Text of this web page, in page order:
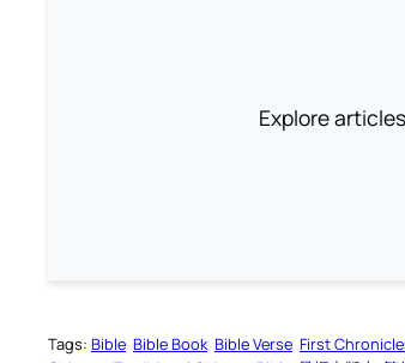
Explore
Tags: Bible Bible Book Bible Verse First